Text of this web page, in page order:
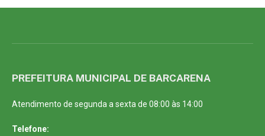
PREFEITURA MUNICIPAL DE BARCARENA
Atendimento de segunda a sexta de 08:00 às 14:00
Telefone: